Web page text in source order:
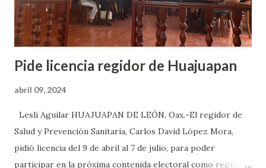
Putla Villa de Guerrero. También, inspeccionó...
Pide licencia regidor de Huajuapan
abril 09, 2024
Lesli Aguilar HUAJUAPAN DE LEÓN, Oax.-El regidor de
Salud y Prevención Sanitaria, Carlos David López Mora,
pidió licencia del 9 de abril al 7 de julio, para poder
participar en la próxima contenida electoral como regidor